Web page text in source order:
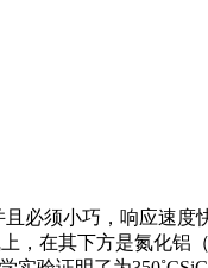
必须小巧，响应速度
，在其下方是氮化